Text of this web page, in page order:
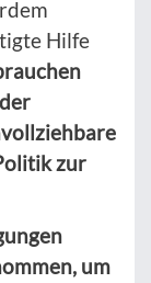
Hilfe
zur
um